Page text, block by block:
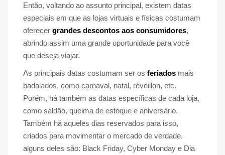
Então, voltando ao assunto principal, existem datas
especiais em que as lojas virtuais e físicas costumam
oferecer grandes descontos aos consumidores,
abrindo assim uma grande oportunidade para você
que deseja viajar.
As principais datas costumam ser os feriados mais
badalados, como carnaval, natal, réveillon, etc.
Porém, há também as datas específicas de cada loja,
como saldão, queima de estoque e aniversário.
Também há aqueles dias reservados para isso,
criados para movimentar o mercado de verdade,
alguns deles são: Black Friday, Cyber Monday e Dia